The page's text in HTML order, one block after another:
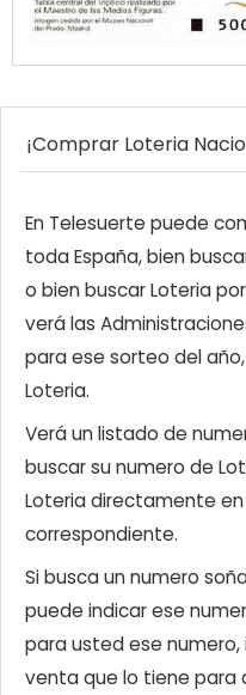
¡Comprar Loteria
En Telesuerte puede
toda España, bien
o bien buscar Loteria
verá las
para ese sorteo del
Loteria.
Verá un listado de
buscar su numero de
Loteria directamente
correspondiente.
Si busca un numero
puede indicar ese
para usted ese
venta que lo tiene para